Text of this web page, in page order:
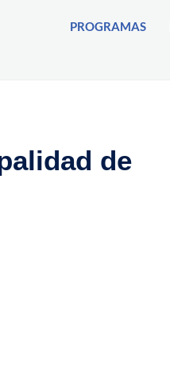
PROGRAMAS
de